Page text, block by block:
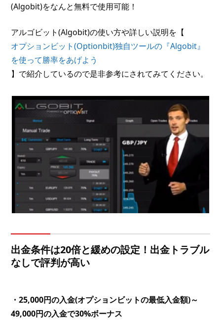
(Algobit)をなんと無料で使用可能！
アルゴビット(Algobit)の使い方や詳しい説明を【
オプションビット(Optionbit)独自ツールの『Algobit』
を使って勝率をあげよう
】で紹介しているので是非参考にされてみてください。
出金条件は20倍と緩めの設定！出金トラブル
なしで評判が高い
・25,000円の入金(オプションビットの最低入金額)～
49,000円の入金で30%ボーナス